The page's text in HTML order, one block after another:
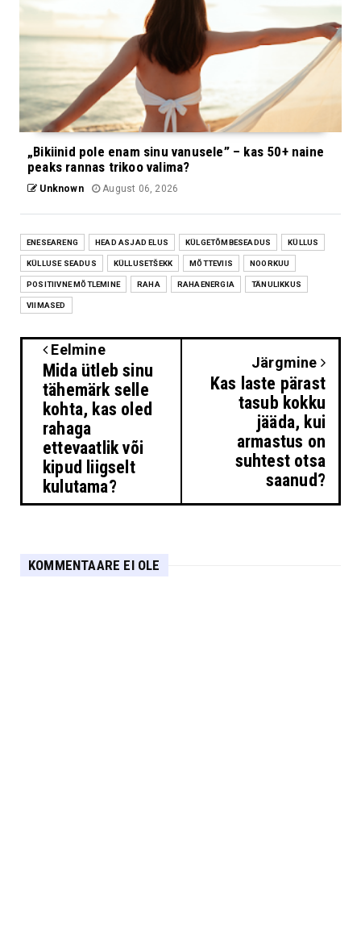
„Bikiinid pole enam sinu vanusele” – kas 50+ naine
peaks rannas trikoo valima?
Unknown August 06, 2026
ENESEARENG HEAD ASJAD ELUS KÜLGETÕMBESEADUS KÜLLUS
KÜLLUSE SEADUS KÜLLUSETŠEKK MÕTTEVIIS NOORKUU
POSITIIVNE MÕTLEMINE RAHA RAHAENERGIA TÄNULIKKUS
VIIMASED
Eelmine
Mida ütleb sinu
tähemärk selle
kohta, kas oled
rahaga
ettevaatlik või
kipud liigselt
kulutama?
Järgmine
Kas laste pärast
tasub kokku
jääda, kui
armastus on
suhtest otsa
saanud?
KOMMENTAARE EI OLE